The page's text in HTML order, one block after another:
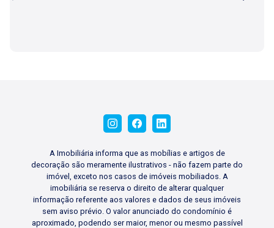
A Imobiliária informa que as mobílias e artigos de
decoração são meramente ilustrativos - não fazem parte do
imóvel, exceto nos casos de imóveis mobiliados. A
imobiliária se reserva o direito de alterar qualquer
informação referente aos valores e dados de seus imóveis
sem aviso prévio. O valor anunciado do condomínio é
aproximado, podendo ser maior, menor ou mesmo passível